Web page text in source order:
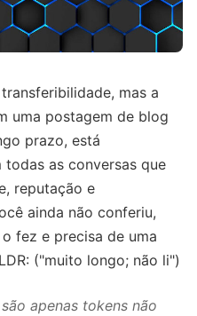
mas a
uma postagem de blog
prazo, está
as conversas que
reputação e
ainda não conferiu,
fez e precisa de uma
("muito longo; não li")
apenas tokens não